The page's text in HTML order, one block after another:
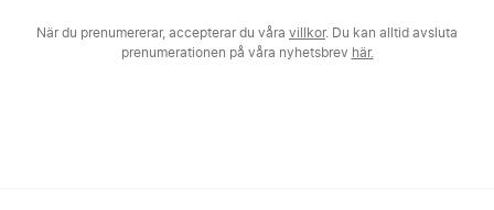
När du prenumererar, accepterar du våra villkor. Du kan alltid avsluta
prenumerationen på våra nyhetsbrev här.